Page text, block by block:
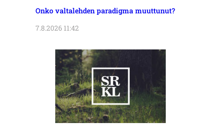
Onko valtalehden paradigma muuttunut?
7.8.2026 11:42